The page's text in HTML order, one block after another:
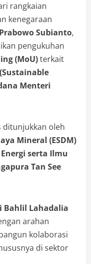
rangkaian
kenegaraan
Subianto,
pengukuhan
(MoU)terkait
Menteri
ditunjukkan oleh
Mineral (ESDM)
serta Ilmu
Tan See
Bahlil Lahadalia
arahan
kolaborasi
di sektor